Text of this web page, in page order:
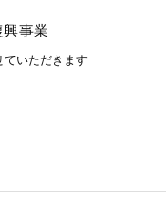
事業
いただきます